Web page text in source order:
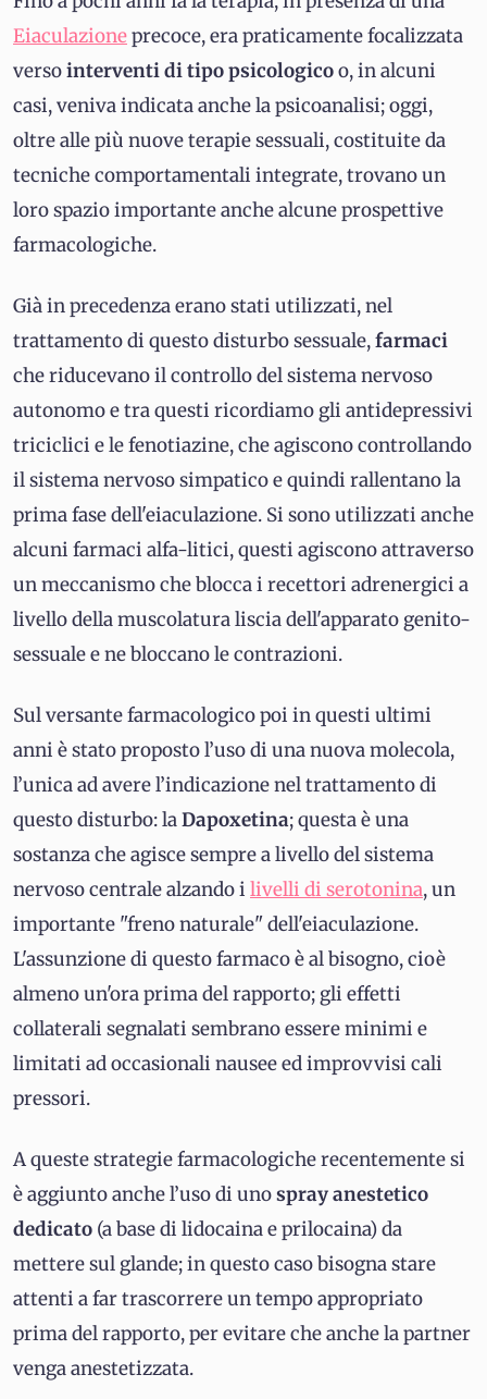
Eiaculazioneprecoce, era praticamente focalizzata
versointerventi di tipo psicologicoo, in alcuni
casi, veniva indicata anche la psicoanalisi; oggi,
oltre alle più nuove terapie sessuali, costituite da
tecniche comportamentali integrate, trovano un
loro spazio importante anche alcune prospettive
farmacologiche.
Già in precedenza erano stati utilizzati, nel
trattamento di questo disturbo sessuale,farmaci
che riducevano il controllo del sistema nervoso
autonomo e tra questi ricordiamo gli antidepressivi
triciclici e le fenotiazine, che agiscono controllando
il sistema nervoso simpatico e quindi rallentano la
prima fase dell'eiaculazione. Si sono utilizzati anche
alcuni farmaci alfa-litici, questi agiscono attraverso
un meccanismo che blocca i recettori adrenergici a
livello della muscolatura liscia dell'apparato genito-
sessuale e ne bloccano le contrazioni.
Sul versante farmacologico poi in questi ultimi
anni è stato proposto l’uso di una nuova molecola,
l’unica ad avere l’indicazione nel trattamento di
questo disturbo: laDapoxetina; questa è una
sostanza che agisce sempre a livello del sistema
nervoso centrale alzando i livelli di serotonina, un
importante "freno naturale" dell'eiaculazione.
L'assunzione di questo farmaco è al bisogno, cioè
almeno un'ora prima del rapporto; gli effetti
collaterali segnalati sembrano essere minimi e
limitati ad occasionali nausee ed improvvisi cali
pressori.
A queste strategie farmacologiche recentemente si
è aggiunto anche l’uso di unospray anestetico
dedicato (a base di lidocaina e prilocaina) da
mettere sul glande; in questo caso bisogna stare
attenti a far trascorrere un tempo appropriato
prima del rapporto, per evitare che anche la partner
venga anestetizzata.